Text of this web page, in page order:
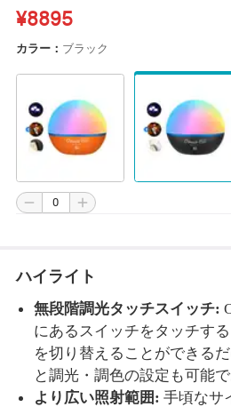
¥8895
カラー： ブラック
ハイライト
無段階調光タッチスイッチ:
にあるスイッチをタッチす
を切り替えることができる
と調光・調色の設定も可能で
より広い照射範囲: 手頃なサ